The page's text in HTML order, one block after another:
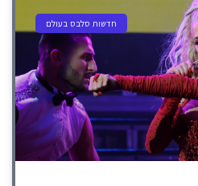
חדשות סלבס בעולם